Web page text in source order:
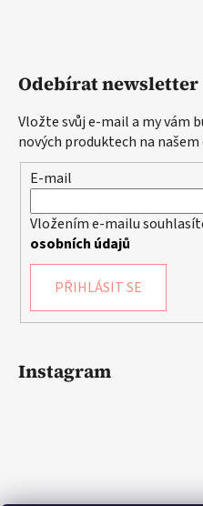
Odebírat newsletter
Vložte svůj e-mail a my vám
nových produktech na našem
E-mail
Vložením e-mailu
osobních údajů
PŘIHLÁSIT SE
Instagram